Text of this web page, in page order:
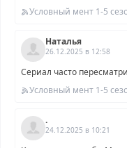
Условный мент 1-5
Наталья
26.12.2025 в 12:58
Сериал часто
Условный мент 1-5
.
24.12.2025 в 10:21